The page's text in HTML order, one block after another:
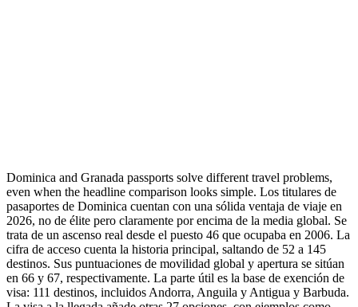
Dominica and Granada passports solve different travel problems,
even when the headline comparison looks simple. Los titulares de
pasaportes de Dominica cuentan con una sólida ventaja de viaje en
2026, no de élite pero claramente por encima de la media global. Se
trata de un ascenso real desde el puesto 46 que ocupaba en 2006. La
cifra de acceso cuenta la historia principal, saltando de 52 a 145
destinos. Sus puntuaciones de movilidad global y apertura se sitúan
en 66 y 67, respectivamente. La parte útil es la base de exención de
visa: 111 destinos, incluidos Andorra, Anguila y Antigua y Barbuda.